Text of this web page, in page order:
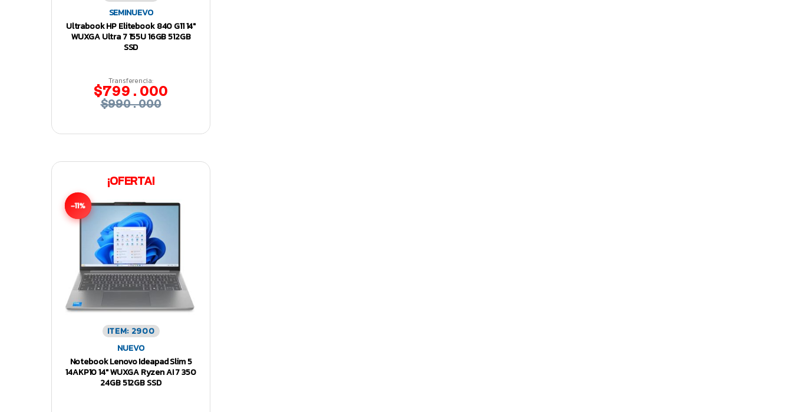
SEMINUEVO
Ultrabook HP Elitebook 840 G11 14″
WUXGA Ultra 7 155U 16GB 512GB
SSD
Transferencia:
$799.000
$990.000
¡OFERTA!
-11%
ITEM: 2900
NUEVO
Notebook Lenovo Ideapad Slim 5
14AKP10 14″ WUXGA Ryzen AI 7 350
24GB 512GB SSD